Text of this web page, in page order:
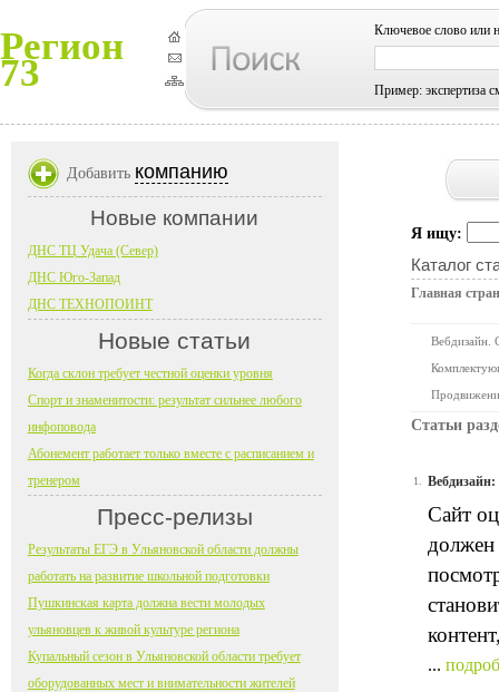
Регион
73
Ключевое слово или
Пример: экспертиза
Я ищу:
Каталог
Главная
Вебдизайн.
Статьи
1. Вебдизайн:
Сайт
должен
...
Добавить компанию
Новые компании
ДНС ТЦ Удача (Север)
ДНС Юго-Запад
ДНС ТЕХНОПОИНТ
Новые статьи
Когда склон требует честной оценки уровня
Спорт и знаменитости: результат сильнее любого
инфоповода
Абонемент работает только вместе с расписанием и
тренером
Пресс-релизы
Результаты ЕГЭ в Ульяновской области должны
работать на развитие школьной подготовки
Пушкинская карта должна вести молодых
ульяновцев к живой культуре региона
Купальный сезон в Ульяновской области требует
оборудованных мест и внимательности жителей